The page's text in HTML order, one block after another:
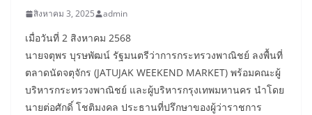
สิงหาคม 3, 2025 admin
เมื่อวันที่ 2 สิงหาคม 2568
นายจตุพร บุรษพัฒน์ รัฐมนตรีว่าการกระทรวงพาณิชย์ ลงพื้นที่
ตลาดนัดจตุจักร (JATUJAK WEEKEND MARKET) พร้อมคณะผู้
บริหารกระทรวงพาณิชย์ และผู้บริหารกรุงเทพมหานคร นำโดย
นายต่อศักดิ์ โชติมงคล ประธานที่ปรึกษาของผู้ว่าราชการ